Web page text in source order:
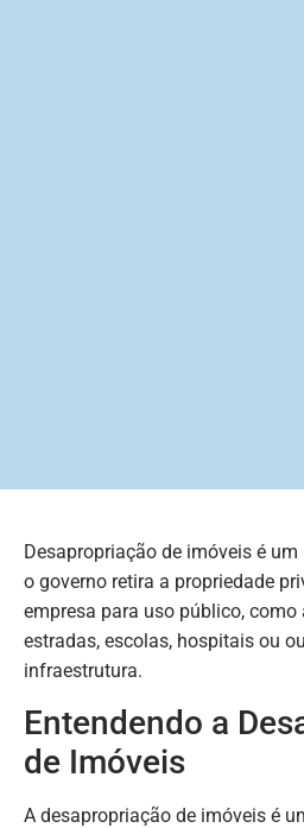
Desapropriação de imóveis é
o governo retira a propriedade
empresa para uso público, como
estradas, escolas, hospitais ou
infraestrutura.
Entendendo a
de Imóveis
A desapropriação de imóveis é